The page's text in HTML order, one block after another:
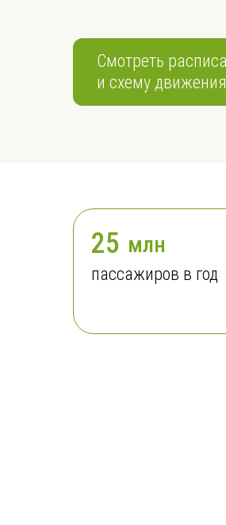
25 млн
пассажиров в год
Смотреть
и схему движения